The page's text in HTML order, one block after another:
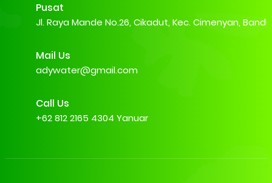
Pusat
Jl. Raya Mande No.26, Cikadut, Kec. Cimenyan,
Mail Us
adywater@gmail.com
Call Us
+62 812 2165 4304 Yanuar